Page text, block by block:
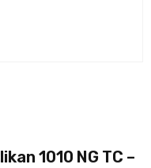
1010 NG TC –